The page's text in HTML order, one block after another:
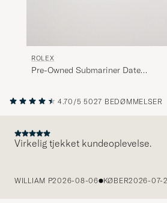
ROLEX
Pre-Owned Submariner Date
4.70/5 5027 BEDØMMELSER
Virkelig tjekket kundeoplevelse.
WILLIAM P2026-08-06 KØBER2026-07-